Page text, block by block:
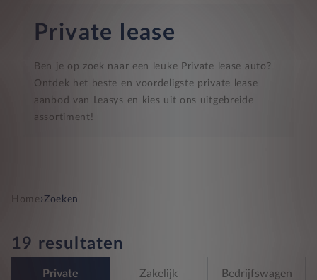
Private lease
Ben je op zoek naar een leuke Private lease auto?
Ontdek het beste en voordeligste private lease
aanbod van Leasys en kies uit ons uitgebreide
assortiment!
Home›Zoeken
19 resultaten
Private Zakelijk Bedrijfswagen